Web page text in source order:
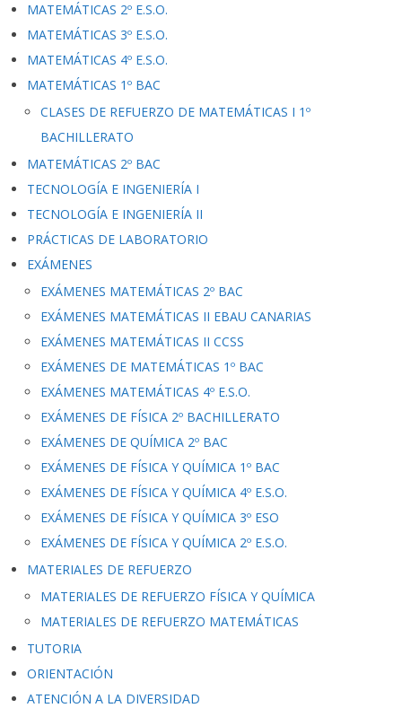
MATEMÁTICAS 2º E.S.O.
MATEMÁTICAS 3º E.S.O.
MATEMÁTICAS 4º E.S.O.
MATEMÁTICAS 1º BAC
CLASES DE REFUERZO DE MATEMÁTICAS I 1º
BACHILLERATO
MATEMÁTICAS 2º BAC
TECNOLOGÍA E INGENIERÍA I
TECNOLOGÍA E INGENIERÍA II
PRÁCTICAS DE LABORATORIO
EXÁMENES
EXÁMENES MATEMÁTICAS 2º BAC
EXÁMENES MATEMÁTICAS II EBAU CANARIAS
EXÁMENES MATEMÁTICAS II CCSS
EXÁMENES DE MATEMÁTICAS 1º BAC
EXÁMENES MATEMÁTICAS 4º E.S.O.
EXÁMENES DE FÍSICA 2º BACHILLERATO
EXÁMENES DE QUÍMICA 2º BAC
EXÁMENES DE FÍSICA Y QUÍMICA 1º BAC
EXÁMENES DE FÍSICA Y QUÍMICA 4º E.S.O.
EXÁMENES DE FÍSICA Y QUÍMICA 3º ESO
EXÁMENES DE FÍSICA Y QUÍMICA 2º E.S.O.
MATERIALES DE REFUERZO
MATERIALES DE REFUERZO FÍSICA Y QUÍMICA
MATERIALES DE REFUERZO MATEMÁTICAS
TUTORIA
ORIENTACIÓN
ATENCIÓN A LA DIVERSIDAD